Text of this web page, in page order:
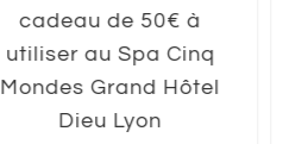
cadeau de 50€ à
utiliser au Spa Cinq
Mondes Grand Hôtel
Dieu Lyon